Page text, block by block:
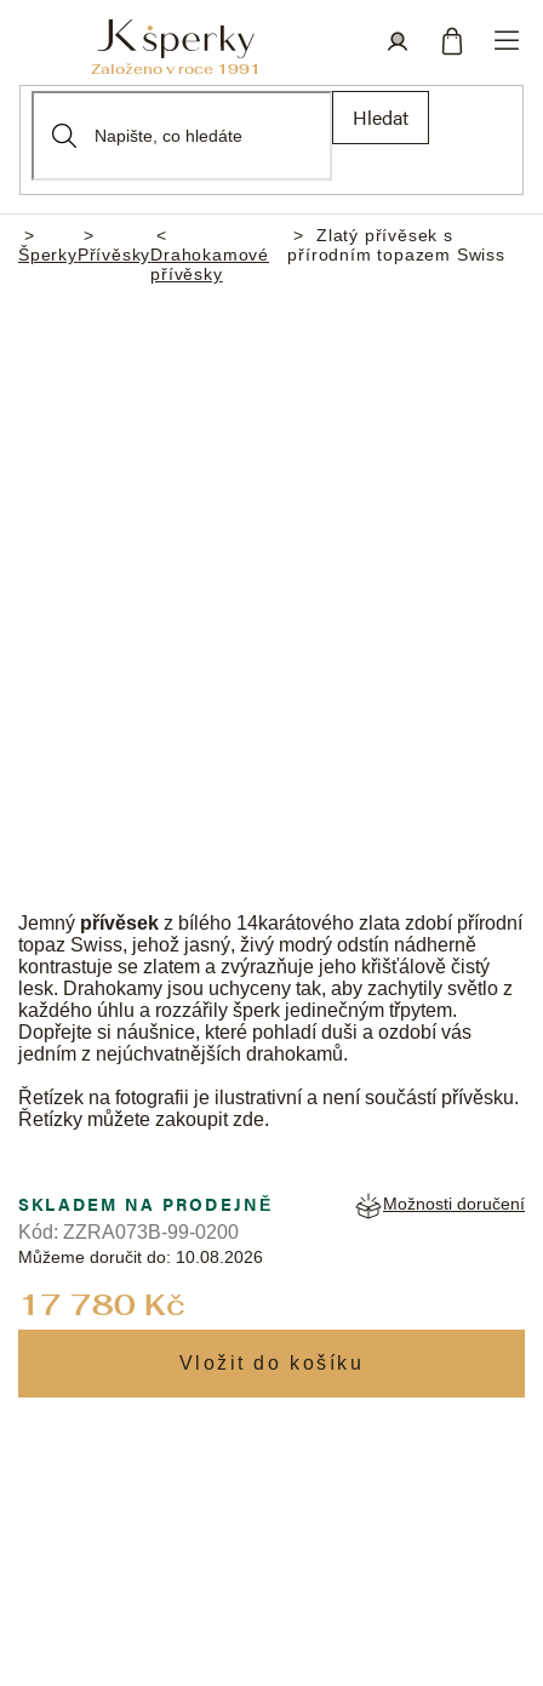
Hledat
Domů
ŠperkyPřívěskyDrahokamové
přívěsky
Zlatý přívěsek s
přírodním topazem Swiss
Jemný přívěsek z bílého 14karátového zlata zdobí přírodní
topaz Swiss, jehož jasný, živý modrý odstín nádherně
kontrastuje se zlatem a zvýrazňuje jeho křišťálově čistý
lesk. Drahokamy jsou uchyceny tak, aby zachytily světlo z
každého úhlu a rozzářily šperk jedinečným třpytem.
Dopřejte si náušnice, které pohladí duši a ozdobí vás
jedním z nejúchvatnějších drahokamů.
Řetízek na fotografii je ilustrativní a není součástí přívěsku.
Řetízky můžete zakoupitzde.
17 780 Kč
SKLADEM NA PRODEJNĚ
Můžeme doručit do: 10.08.2026
Možnosti doručení
Kód: ZZRA073B-99-0200